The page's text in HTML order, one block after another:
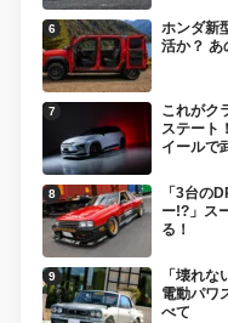
ホンダ新
活か？ あ
これがク
ステート
イールで
「3台の
ー!?」ス
る！
「壊れ
電動パワ
べて